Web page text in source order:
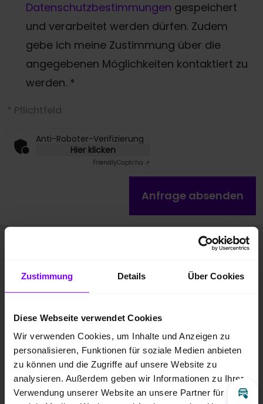
Zustimmung Details Über Cookies
Diese Webseite verwendet Cookies
Wir verwenden Cookies, um Inhalte und Anzeigen zu
personalisieren, Funktionen für soziale Medien anbieten
zu können und die Zugriffe auf unsere Website zu
analysieren. Außerdem geben wir Informationen zu Ihrer
Verwendung unserer Website an unsere Partner für
Datenschutzbestimmungen gespeichert
und verarbeitet werden dürfen. Zudem
gebe ich meine Zustimmung über die
angegebenen Möglichkeiten kontaktiert zu
werden. *
* Pflichtfeld
Anti-Roboter-Verifizierung
Hier klicken
FriendlyCaptcha ⇗
Anfrage absenden